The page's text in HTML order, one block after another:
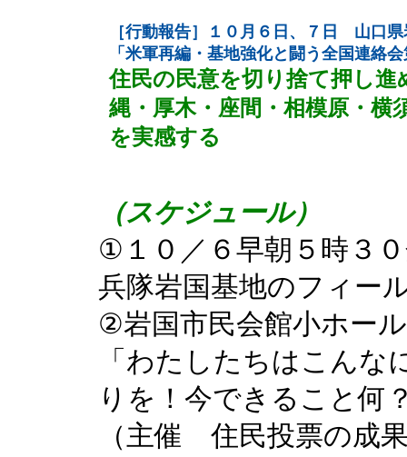
［行動報告］１０月６日、７日 山口
「米軍再編・基地強化と闘う全国連絡
住民の民意を切り捨て押し
縄・厚木・座間・相模原・横
を実感する
（スケジュール）
①１０／６早朝５時３
兵隊岩国基地のフィー
②岩国市民会館小ホー
「わたしたちはこん
りを！今できること何
（主催 住民投票の成